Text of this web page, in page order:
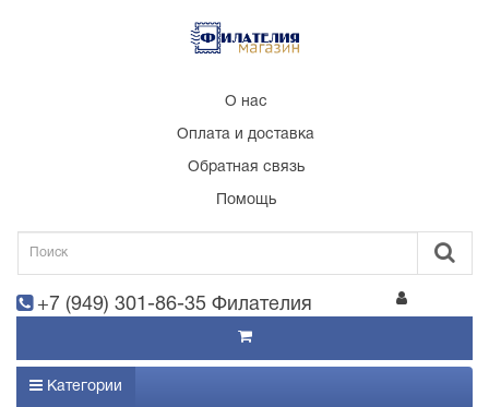
О нас
Оплата и доставка
Обратная связь
Помощь
+7 (949) 301-86-35 Филателия
Категории